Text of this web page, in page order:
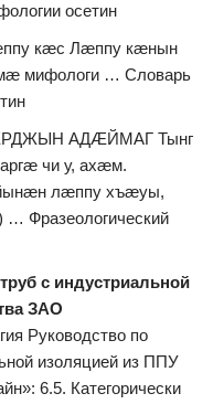
осетин
кæс Лæппу кæнын
мифологи … Словарь
АДÆЙМАГ Тынг
чи у, ахæм.
лæппу хъæуы,
Фразеологический
с индустриальной
ЗАО
Руководство по
изоляцией из ППУ
6.5. Категорически